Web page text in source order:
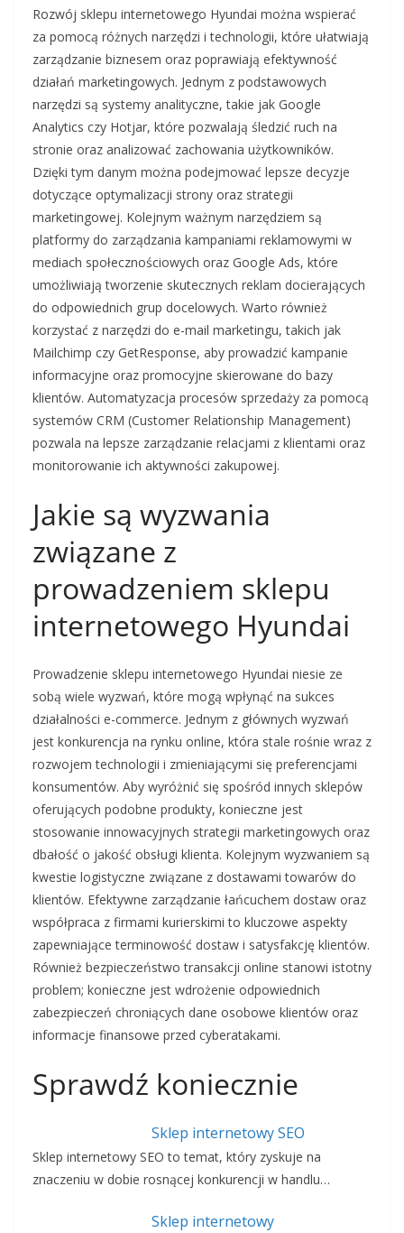
Rozwój sklepu internetowego Hyundai można wspierać
za pomocą różnych narzędzi i technologii, które ułatwiają
zarządzanie biznesem oraz poprawiają efektywność
działań marketingowych. Jednym z podstawowych
narzędzi są systemy analityczne, takie jak Google
Analytics czy Hotjar, które pozwalają śledzić ruch na
stronie oraz analizować zachowania użytkowników.
Dzięki tym danym można podejmować lepsze decyzje
dotyczące optymalizacji strony oraz strategii
marketingowej. Kolejnym ważnym narzędziem są
platformy do zarządzania kampaniami reklamowymi w
mediach społecznościowych oraz Google Ads, które
umożliwiają tworzenie skutecznych reklam docierających
do odpowiednich grup docelowych. Warto również
korzystać z narzędzi do e-mail marketingu, takich jak
Mailchimp czy GetResponse, aby prowadzić kampanie
informacyjne oraz promocyjne skierowane do bazy
klientów. Automatyzacja procesów sprzedaży za pomocą
systemów CRM (Customer Relationship Management)
pozwala na lepsze zarządzanie relacjami z klientami oraz
monitorowanie ich aktywności zakupowej.
Jakie są wyzwania
związane z
prowadzeniem sklepu
internetowego Hyundai
Prowadzenie sklepu internetowego Hyundai niesie ze
sobą wiele wyzwań, które mogą wpłynąć na sukces
działalności e-commerce. Jednym z głównych wyzwań
jest konkurencja na rynku online, która stale rośnie wraz z
rozwojem technologii i zmieniającymi się preferencjami
konsumentów. Aby wyróżnić się spośród innych sklepów
oferujących podobne produkty, konieczne jest
stosowanie innowacyjnych strategii marketingowych oraz
dbałość o jakość obsługi klienta. Kolejnym wyzwaniem są
kwestie logistyczne związane z dostawami towarów do
klientów. Efektywne zarządzanie łańcuchem dostaw oraz
współpraca z firmami kurierskimi to kluczowe aspekty
zapewniające terminowość dostaw i satysfakcję klientów.
Również bezpieczeństwo transakcji online stanowi istotny
problem; konieczne jest wdrożenie odpowiednich
zabezpieczeń chroniących dane osobowe klientów oraz
informacje finansowe przed cyberatakami.
Sprawdź koniecznie
Sklep internetowy SEO
Sklep internetowy SEO to temat, który zyskuje na
znaczeniu w dobie rosnącej konkurencji w handlu…
Sklep internetowy